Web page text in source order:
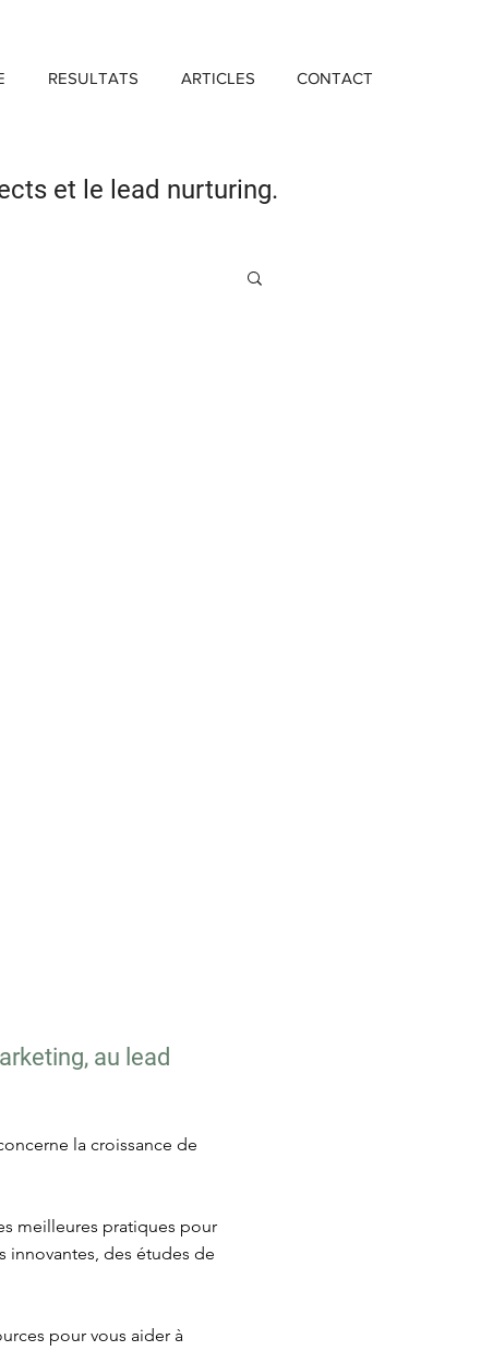
RESULTATS ARTICLES CONTACT
et le lead nurturing.
au lead
la croissance de
meilleures pratiques pour
innovantes, des études de
pour vous aider à